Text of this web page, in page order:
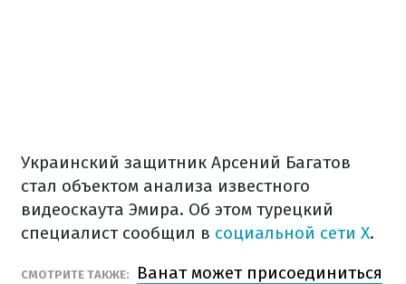
Украинский защитник Арсений Багатов
стал объектом анализа известного
видеоскаута Эмира. Об этом турецкий
специалист сообщил в социальной сети Х.
СМОТРИТЕ ТАКЖЕ:
Ванат может присоединиться